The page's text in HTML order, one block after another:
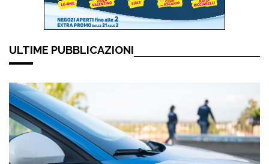
ULTIME PUBBLICAZIONI